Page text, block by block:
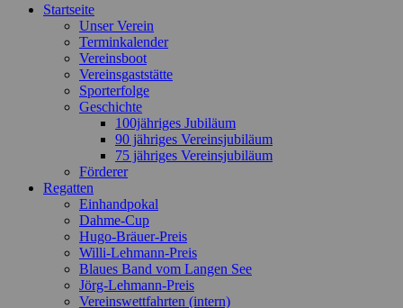
Zum
Startseite
Unser Verein
Terminkalender
Vereinsboot
Vereinsgaststätte
Sporterfolge
Geschichte
100jähriges Jubiläum
90 jähriges Vereinsjubiläum
75 jähriges Vereinsjubiläum
Förderer
Regatten
Einhandpokal
Dahme-Cup
Hugo-Bräuer-Preis
Willi-Lehmann-Preis
Blaues Band vom Langen See
Jörg-Lehmann-Preis
Vereinswettfahrten (intern)